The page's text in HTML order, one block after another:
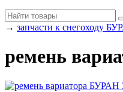
→ запчасти к снегоходу
ремень